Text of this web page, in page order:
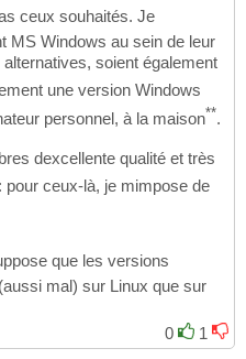
ceux souhaités. Je
MS Windows au sein de leur
alternatives, soient également
une version Windows
personnel, à la maison**.
dexcellente qualité et très
pour ceux-là, je mimpose de
que les versions
mal) sur Linux que sur
0
1